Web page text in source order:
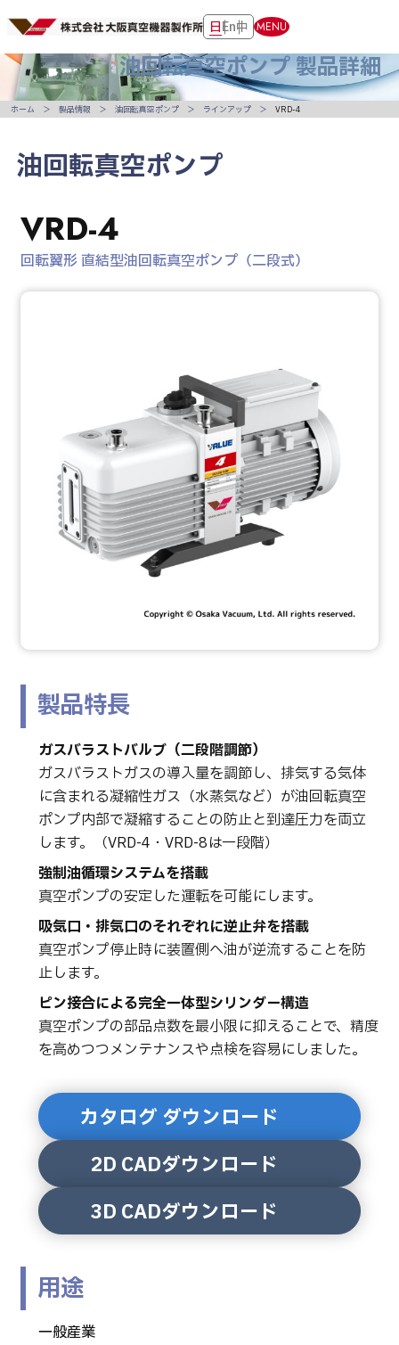
日En中 MENU
油回転真空ポンプ製品詳細
油回転真空ポンプ
VRD-4
回転翼形 直結型油回転真空ポンプ（二段式）
製品特長
ガスバラストバルブ（二段階調節）
ガスバラストガスの導入量を調節し、排気する気体
に含まれる凝縮性ガス（水蒸気など）が油回転真空
ポンプ内部で凝縮することの防止と到達圧力を両立
します。（VRD-4・VRD-8は一段階）
強制油循環システムを搭載
真空ポンプの安定した運転を可能にします。
吸気口・排気口のそれぞれに逆止弁を搭載
真空ポンプ停止時に装置側へ油が逆流することを防
止します。
ピン接合による完全一体型シリンダー構造
真空ポンプの部品点数を最小限に抑えることで、精度
を高めつつメンテナンスや点検を容易にしました。
カタログ ダウンロード
2D CADダウンロード
3D CADダウンロード
用途
一般産業
ホーム 製品情報 油回転真空ポンプ ラインアップ VRD-4